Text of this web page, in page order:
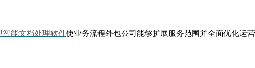
智能文档处理软件使业务流程外包公司能够扩展服务范围并全面优化运营